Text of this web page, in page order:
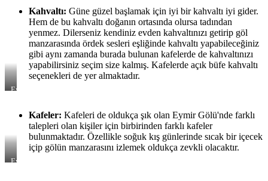
Yolu
Kahvaltı: Güne güzel başlamak için iyi bir kahvaltı iyi gider.
Hem de bu kahvaltı doğanın ortasında olursa tadından
yenmez. Dilerseniz kendiniz evden kahvaltınızı getirip göl
manzarasında ördek sesleri eşliğinde kahvaltı yapabileceğiniz
gibi aynı zamanda burada bulunan kafelerde de kahvaltınızı
yapabilirsiniz seçim size kalmış. Kafelerde açık büfe kahvaltı
seçenekleri de yer almaktadır.
Eymir
Leziz
Kahvaltılıklar
Kafeler: Kafeleri de oldukça şık olan Eymir Gölü'nde farklı
talepleri olan kişiler için birbirinden farklı kafeler
bulunmaktadır. Özellikle soğuk kış günlerinde sıcak bir içecek
içip gölün manzarasını izlemek oldukça zevkli olacaktır.
Eymir